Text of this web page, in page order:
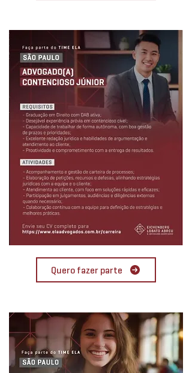
Quero fazer parte